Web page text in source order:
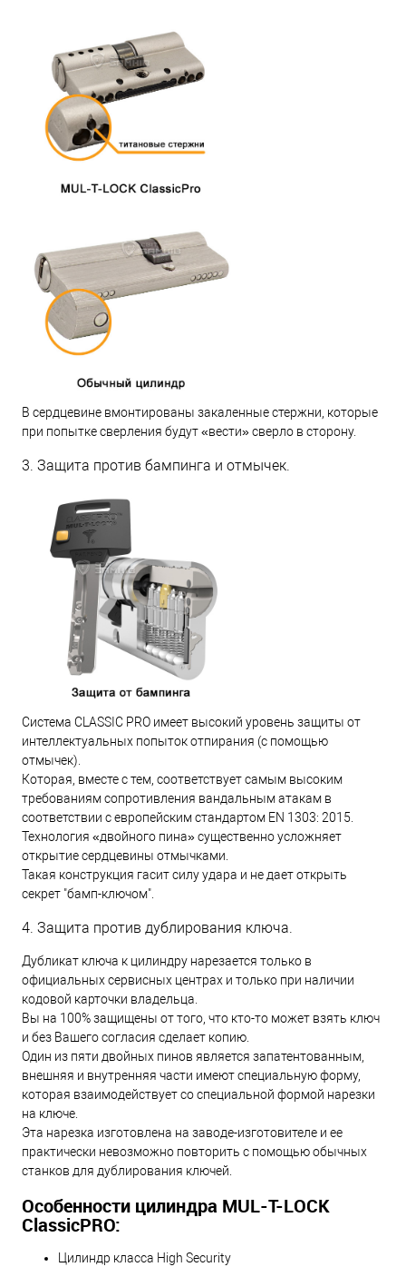
В сердцевине вмонтированы закаленные стержни, которые
при попытке сверления будут «вести» сверло в сторону.
3. Защита против бампинга и отмычек.
Система CLASSIC PRO имеет высокий уровень защиты от
интеллектуальных попыток отпирания (с помощью
отмычек).
Которая, вместе с тем, соответствует самым высоким
требованиям сопротивления вандальным атакам в
соответствии с европейским стандартом EN 1303: 2015.
Технология «двойного пина» существенно усложняет
открытие сердцевины отмычками.
Такая конструкция гасит силу удара и не дает открыть
секрет "бамп-ключом".
4. Защита против дублирования ключа.
Дубликат ключа к цилиндру нарезается только в
официальных сервисных центрах и только при наличии
кодовой карточки владельца.
Вы на 100% защищены от того, что кто-то может взять ключ
и без Вашего согласия сделает копию.
Один из пяти двойных пинов является запатентованным,
внешняя и внутренняя части имеют специальную форму,
которая взаимодействует со специальной формой нарезки
на ключе.
Эта нарезка изготовлена на заводе-изготовителе и ее
практически невозможно повторить с помощью обычных
станков для дублирования ключей.
Особенности цилиндра MUL-T-LOCK
ClassicPRO:
Цилиндр класса High Security